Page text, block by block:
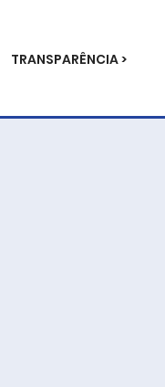
TRANSPARÊNCIA >